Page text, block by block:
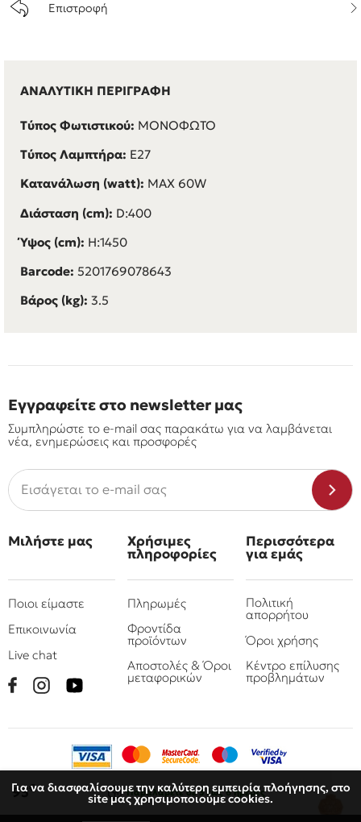
Για να διασφαλίσουμε την καλύτερη εμπειρία πλοήγησης, στο
site μας χρησιμοποιούμε cookies.
95 € Παραλάβετε σε 3 έως 6 ημέρες
Επιστροφή
ΑΝΑΛΥΤΙΚΗ ΠΕΡΙΓΡΑΦΗ
Τύπος Φωτιστικού: ΜΟΝΟΦΩΤΟ
Τύπος Λαμπτήρα: E27
Κατανάλωση (watt): MAX 60W
Διάσταση (cm): D:400
Ύψος (cm): H:1450
Barcode: 5201769078643
Βάρος (kg): 3.5
Εγγραφείτε στο newsletter μας
Συμπληρώστε το e-mail σας παρακάτω για να λαμβάνεται
νέα, ενημερώσεις και προσφορές
Μιλήστε μας
Ποιοι είμαστε
Επικοινωνία
Live chat
Χρήσιμες
πληροφορίες
Πληρωμές
Φροντίδα
προϊόντων
Αποστολές & Όροι
μεταφορικών
Περισσότερα
για εμάς
Πολιτική
απορρήτου
Όροι χρήσης
Κέντρο επίλυσης
προβλημάτων
© 2010 - 2026 Όμιλος επιχειρήσεων Πιτσουλάκης
Ρομπογιαννάκης